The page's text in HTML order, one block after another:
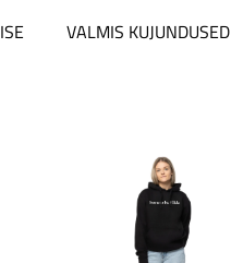
VALMIS KUJUNDUSED